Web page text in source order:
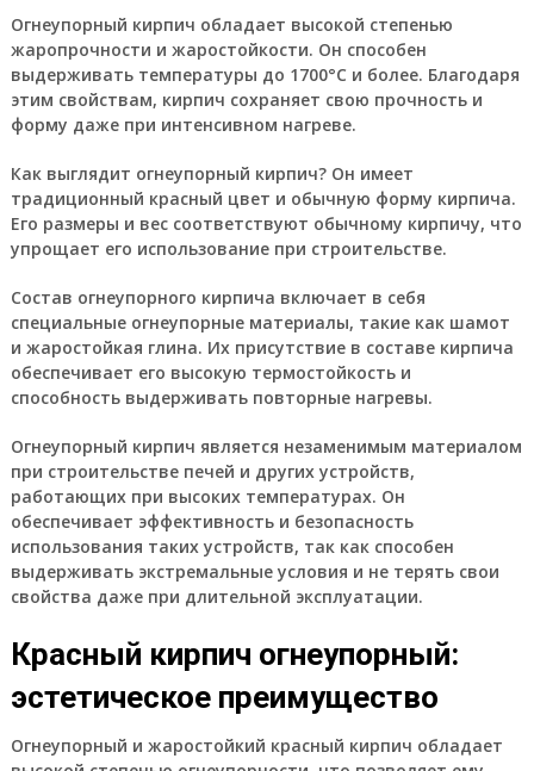
Огнеупорный кирпич обладает высокой степенью
жаропрочности и жаростойкости. Он способен
выдерживать температуры до 1700°С и более. Благодаря
этим свойствам, кирпич сохраняет свою прочность и
форму даже при интенсивном нагреве.
Как выглядит огнеупорный кирпич? Он имеет
традиционный красный цвет и обычную форму кирпича.
Его размеры и вес соответствуют обычному кирпичу, что
упрощает его использование при строительстве.
Состав огнеупорного кирпича включает в себя
специальные огнеупорные материалы, такие как шамот
и жаростойкая глина. Их присутствие в составе кирпича
обеспечивает его высокую термостойкость и
способность выдерживать повторные нагревы.
Огнеупорный кирпич является незаменимым материалом
при строительстве печей и других устройств,
работающих при высоких температурах. Он
обеспечивает эффективность и безопасность
использования таких устройств, так как способен
выдерживать экстремальные условия и не терять свои
свойства даже при длительной эксплуатации.
Красный кирпич огнеупорный:
эстетическое преимущество
Огнеупорный и жаростойкий красный кирпич обладает